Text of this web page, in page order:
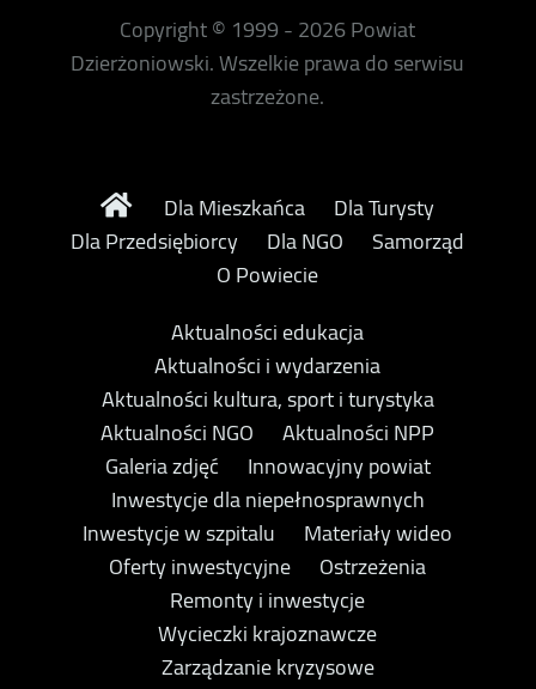
Copyright © 1999 - 2026 Powiat
Dzierżoniowski. Wszelkie prawa do serwisu
zastrzeżone.
Dla Mieszkańca
Dla Turysty
Dla Przedsiębiorcy
Dla NGO
Samorząd
O Powiecie
Aktualności edukacja
Aktualności i wydarzenia
Aktualności kultura, sport i turystyka
Aktualności NGO
Aktualności NPP
Galeria zdjęć
Innowacyjny powiat
Inwestycje dla niepełnosprawnych
Inwestycje w szpitalu
Materiały wideo
Oferty inwestycyjne
Ostrzeżenia
Remonty i inwestycje
Wycieczki krajoznawcze
Zarządzanie kryzysowe